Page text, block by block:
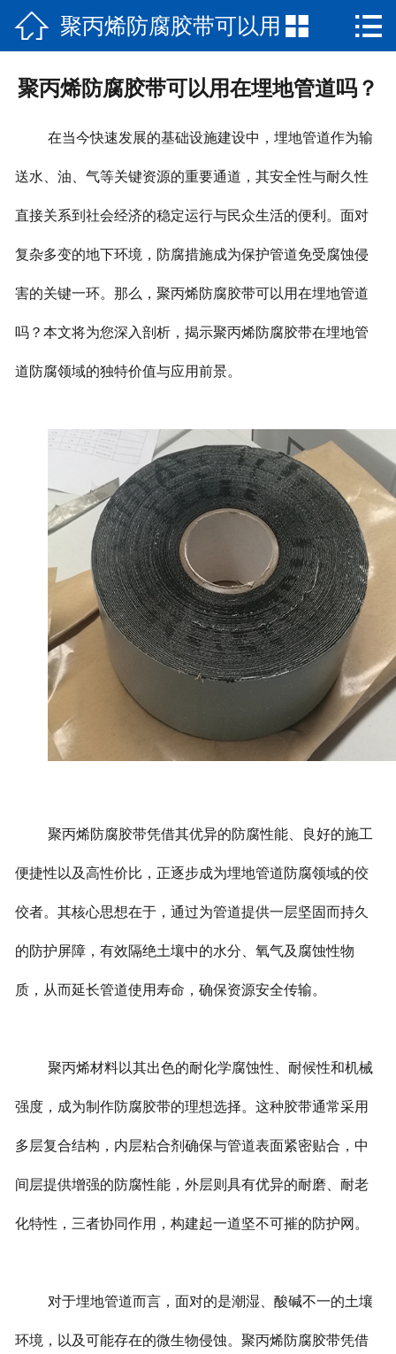
 网站首页
工程案例
在线留言
联系我们
 聚丙烯防腐胶带可以用
在埋地管道吗？
 
聚丙烯防腐胶带可以用在埋地管道吗？
在当今快速发展的基础设施建设中，埋地管道作为输
送水、油、气等关键资源的重要通道，其安全性与耐久性
直接关系到社会经济的稳定运行与民众生活的便利。面对
复杂多变的地下环境，防腐措施成为保护管道免受腐蚀侵
害的关键一环。那么，聚丙烯防腐胶带可以用在埋地管道
吗？本文将为您深入剖析，揭示聚丙烯防腐胶带在埋地管
道防腐领域的独特价值与应用前景。
聚丙烯防腐胶带凭借其优异的防腐性能、良好的施工
便捷性以及高性价比，正逐步成为埋地管道防腐领域的佼
佼者。其核心思想在于，通过为管道提供一层坚固而持久
的防护屏障，有效隔绝土壤中的水分、氧气及腐蚀性物
质，从而延长管道使用寿命，确保资源安全传输。
聚丙烯材料以其出色的耐化学腐蚀性、耐候性和机械
强度，成为制作防腐胶带的理想选择。这种胶带通常采用
多层复合结构，内层粘合剂确保与管道表面紧密贴合，中
间层提供增强的防腐性能，外层则具有优异的耐磨、耐老
化特性，三者协同作用，构建起一道坚不可摧的防护网。
对于埋地管道而言，面对的是潮湿、酸碱不一的土壤
环境，以及可能存在的微生物侵蚀。聚丙烯防腐胶带凭借